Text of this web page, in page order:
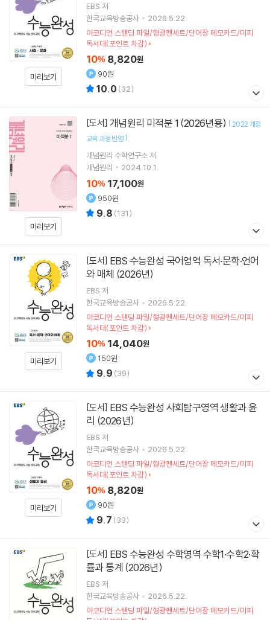
미리보기
EBS 저
한국교육방송공사
2026.5.22.
아코디언 스탠딩 파일/형광펜세트/단어장 메모카드/미피
독서대(포인트 차감)
10% 8,820원
90원
10.0 (32)
미리보기
[도서] 개념원리 미적분 1 (2026년용) [ 2022 개정
교육 과정 반영]
개념원리 수학연구소 저
개념원리
2024.10.1.
10% 17,100원
950원
9.8 (131)
미리보기
[도서]
와 매체 (2026년)
EBS 저
한국교육방송공사
2026.5.22.
아코디언 스탠딩 파일/형광펜세트/단어장 메모카드/미피
독서대(포인트 차감)
10% 14,040원
150원
9.9 (39)
미리보기
[도서]
리 (2026년)
EBS 저
한국교육방송공사
2026.5.22.
아코디언 스탠딩 파일/형광펜세트/단어장 메모카드/미피
독서대(포인트 차감)
10% 8,820원
90원
9.7 (33)
[도서]
률과 통계 (2026년)
EBS 저
한국교육방송공사
2026.5.22.
아코디언 스탠딩 파일/형광펜세트/단어장 메모카드/미피